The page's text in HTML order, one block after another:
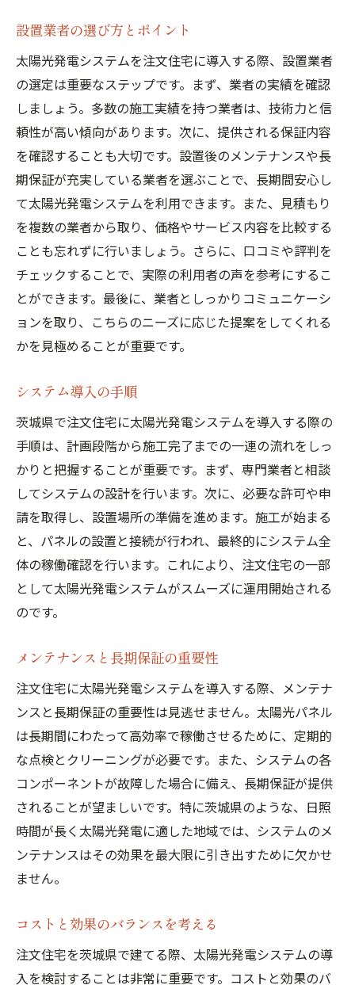
設置業者の選び方とポイント
太陽光発電システムを注文住宅に導入する際、設置業者
の選定は重要なステップです。まず、業者の実績を確認
しましょう。多数の施工実績を持つ業者は、技術力と信
頼性が高い傾向があります。次に、提供される保証内容
を確認することも大切です。設置後のメンテナンスや長
期保証が充実している業者を選ぶことで、長期間安心し
て太陽光発電システムを利用できます。また、見積もり
を複数の業者から取り、価格やサービス内容を比較する
ことも忘れずに行いましょう。さらに、口コミや評判を
チェックすることで、実際の利用者の声を参考にするこ
とができます。最後に、業者としっかりコミュニケーシ
ョンを取り、こちらのニーズに応じた提案をしてくれる
かを見極めることが重要です。
システム導入の手順
茨城県で注文住宅に太陽光発電システムを導入する際の
手順は、計画段階から施工完了までの一連の流れをしっ
かりと把握することが重要です。まず、専門業者と相談
してシステムの設計を行います。次に、必要な許可や申
請を取得し、設置場所の準備を進めます。施工が始まる
と、パネルの設置と接続が行われ、最終的にシステム全
体の稼働確認を行います。これにより、注文住宅の一部
として太陽光発電システムがスムーズに運用開始される
のです。
メンテナンスと長期保証の重要性
注文住宅に太陽光発電システムを導入する際、メンテナ
ンスと長期保証の重要性は見逃せません。太陽光パネル
は長期間にわたって高効率で稼働させるために、定期的
な点検とクリーニングが必要です。また、システムの各
コンポーネントが故障した場合に備え、長期保証が提供
されることが望ましいです。特に茨城県のような、日照
時間が長く太陽光発電に適した地域では、システムのメ
ンテナンスはその効果を最大限に引き出すために欠かせ
ません。
コストと効果のバランスを考える
注文住宅を茨城県で建てる際、太陽光発電システムの導
入を検討することは非常に重要です。コストと効果のバ